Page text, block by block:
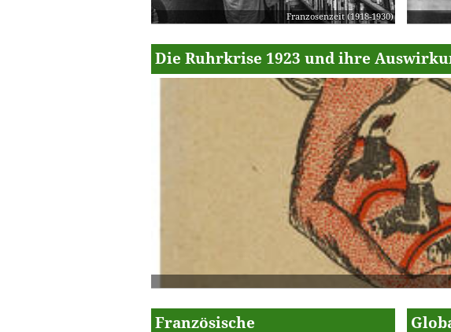
Franzosenzeit (1918-1930)
Die Ruhrkrise 1923 und ihre
Französische